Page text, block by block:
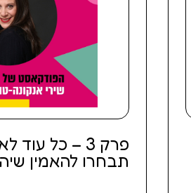
פרק 3 – כל
תבחרו להאמין